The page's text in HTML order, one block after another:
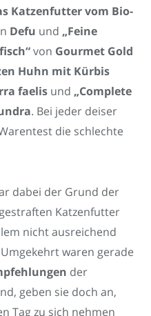
Katzenfutter vom Bio-
Defu und „Feine
von Gourmet Gold
Huhn mit Kürbis
faelis und „Complete
. Bei jeder deiser
die schlechte
dabei der Grund der
Katzenfutter
nicht ausreichend
waren gerade
der
geben sie doch an,
Tag zu sich nehmen